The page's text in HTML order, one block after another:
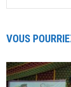
VOUS